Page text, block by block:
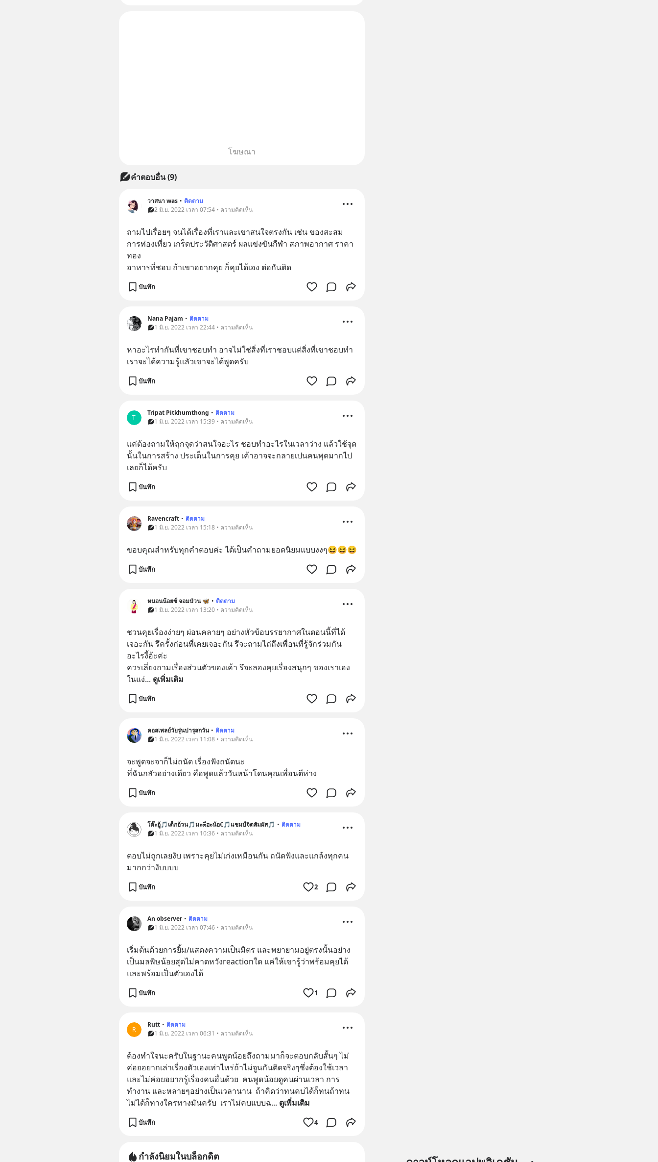
โฆษณา
คำตอบอื่น(9)
วาสนา was • ติดตาม
2 มิ.ย. 2022 เวลา 07:54 • ความคิดเห็น
ถามไปเรื่อยๆ จนได้เรื่องที่เราและเขาสนใจตรงกัน เช่น ของสะสม
การท่องเที่ยว เกร็ดประวัติศาสตร์ ผลแข่งขันกีฬา สภาพอากาศ ราคา
ทอง
อาหารที่ชอบ ถ้าเขาอยากคุย ก็คุยได้เอง ต่อกันติด
บันทึก
Nana Pajam • ติดตาม
1 มิ.ย. 2022 เวลา 22:44 • ความคิดเห็น
หาอะไรทำกันที่เขาชอบทำ​ อาจไม่ใช่สิ่งที่เราชอบแต่สิ่งที่เขาชอบทำ​
เราจะได้ความรู้แลัวเขาจะได้พูดครับ
บันทึก
T
Tripat Pitkhumthong • ติดตาม
1 มิ.ย. 2022 เวลา 15:39 • ความคิดเห็น
แค่ต้องถามให้ถุกจุดว่าสนใจอะไร ชอบทำอะไรในเวลาว่าง แล้วใช้จุด
นั้นในการสร้าง ประเด็นในการคุย เค้าอาจจะกลายเปนคนพุดมากไป
เลยก็ได้ครับ
บันทึก
Ravencraft • ติดตาม
1 มิ.ย. 2022 เวลา 15:18 • ความคิดเห็น
ขอบคุณสำหรับทุกคำตอบค่ะ ได้เป็นคำถามยอดนิยมแบบงงๆ😆😆😆
บันทึก
หนอนน้อยซ์ จอมป่วน 🦋 • ติดตาม
1 มิ.ย. 2022 เวลา 13:20 • ความคิดเห็น
ชวนคุยเรื่องง่ายๆ ผ่อนคลายๆ อย่างหัวข้อบรรยากาศในตอนนี้ที่ได้
เจอะกัน รึครั้งก่อนที่เคยเจอะกัน รึจะถามไถ่ถึงเพื่อนที่รู้จักร่วมกัน
อะไรงี้อ้ะค่ะ
ควรเลี่ยงถามเรื่องส่วนตัวของเค้า รึจะลองคุยเรื่องสนุกๆ ของเราเอง
ในแง่... ดูเพิ่มเติม
บันทึก
คอสเพลย์วัยรุ่นปารุสกวัน • ติดตาม
1 มิ.ย. 2022 เวลา 11:08 • ความคิดเห็น
จะพูดจะจาก็ไม่ถนัด เรื่องฟังถนัดนะ
ที่ฉันกลัวอย่างเดียว คือพูดแล้ววันหน้าโดนคุณเพื่อนตีห่าง
บันทึก
โต๊ะอู้🎵เด็กอ้วน🎵มะ๓ีฮะน้อ€🎵แชมป์จิตสัมผัส🎵 • ติดตาม
1 มิ.ย. 2022 เวลา 10:36 • ความคิดเห็น
ตอบไม่ถูกเลยงับ เพราะคุยไม่เก่งเหมือนกัน ถนัดฟังและแกล้งทุกคน
มากกว่างับบบบ
บันทึก 2
An observer • ติดตาม
1 มิ.ย. 2022 เวลา 07:46 • ความคิดเห็น
เริ่มต้นด้วยการยิ้ม/แสดงความเป็นมิตร และพยายามอยู่ตรงนั้นอย่าง
เป็นมลพิษน้อยสุดไม่คาดหวังreactionใด แค่ให้เขารู้ว่าพร้อมคุยได้
และพร้อมเป็นตัวเองได้
บันทึก 1
R
Rutt • ติดตาม
1 มิ.ย. 2022 เวลา 06:31 • ความคิดเห็น
ต้องทำใจนะครับในฐานะคนพูดน้อยถึงถามมาก็จะตอบกลับสั้นๆ ไม่
ค่อยอยากเล่าเรื่องตัวเองเท่าไหร่ถ้าไม่จูนกันติดจริงๆซึ่งต้องใช้เวลา
และไม่ค่อยอยากรู้เรื่องคนอื่นด้วย  คนพูดน้อยดูคนผ่านเวลา การ
ทำงาน และหลายๆอย่างเป็นเวลานาน  ถ้าคิดว่าทนคบได้ก็ทนถ้าทน
ไม่ได้ก็ทางใครทางมันครับ  เราไม่คบแบบฉ... ดูเพิ่มเติม
บันทึก 4
กำลังนิยมในบล็อกดิต